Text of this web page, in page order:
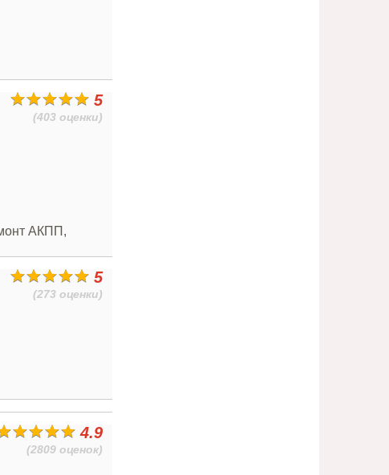
5
(403 оценки)
АКПП,
5
(273 оценки)
4.9
(2809 оценок)